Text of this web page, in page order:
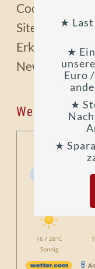
★ Last
★
Euro
★
★
Cookies
Sitemap
Erklaerung
Newsletter
Wetter
Wetter
16 / 28°C
Sonnig